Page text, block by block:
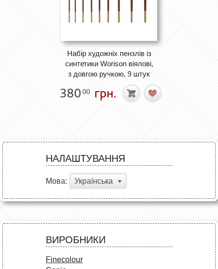
Набір художніх пензлів із
синтетики Worison віялові,
з довгою ручкою, 9 штук
38000 грн.
НАЛАШТУВАННЯ
Мова: Українська
ВИРОБНИКИ
Finecolour